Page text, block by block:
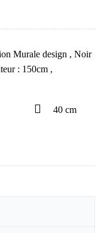
Murale design , Noir
: 150cm ,
40 cm